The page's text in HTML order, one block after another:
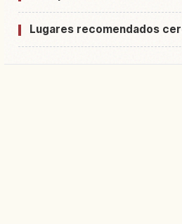
Lugares recomendados